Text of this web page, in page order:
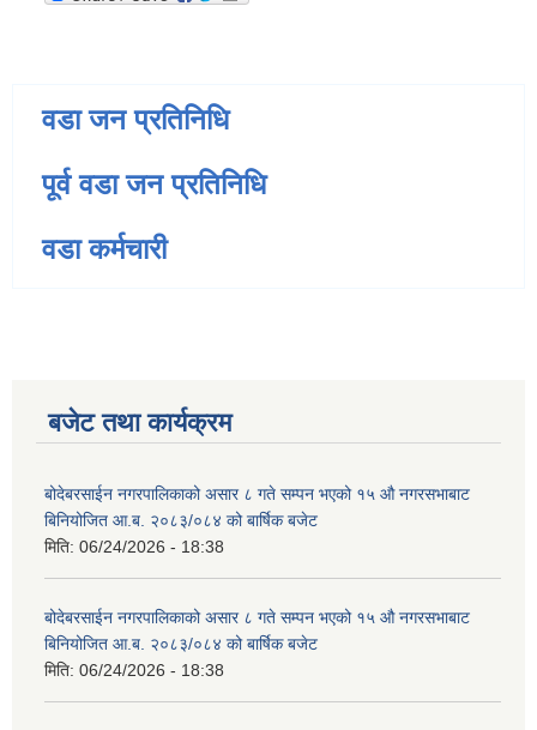
वडा जन प्रतिनिधि
पूर्व वडा जन प्रतिनिधि
वडा कर्मचारी
बजेट तथा कार्यक्रम
बोदेबरसाईन नगरपालिकाको असार ८ गते सम्पन भएको १५ ‍‍‍औ नगरसभाबाट
बिनियोजित आ.ब. २०८३/०८४ को बार्षिक बजेट
मिति: 06/24/2026 - 18:38
बोदेबरसाईन नगरपालिकाको असार ८ गते सम्पन भएको १५ ‍‍‍औ नगरसभाबाट
बिनियोजित आ.ब. २०८३/०८४ को बार्षिक बजेट
मिति: 06/24/2026 - 18:38